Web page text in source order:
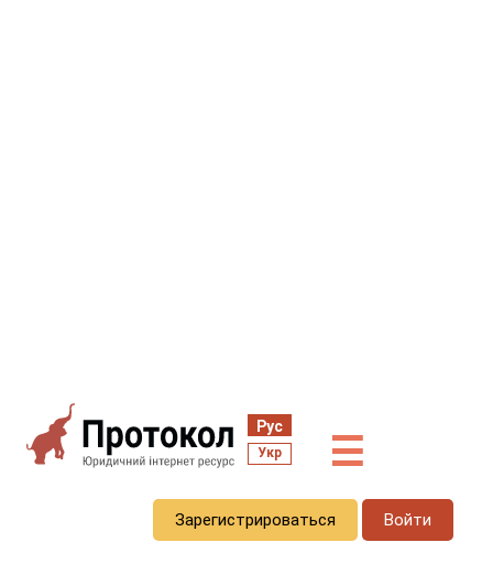
Рус
Укр ☰
Зарегистрироваться Войти